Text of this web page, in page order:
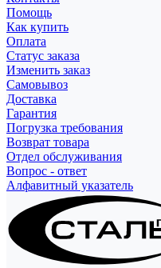
Помощь
Как купить
Оплата
Статус заказа
Изменить заказ
Самовывоз
Доставка
Гарантия
Погрузка требования
Возврат товара
Отдел обслуживания
Вопрос - ответ
Алфавитный указатель